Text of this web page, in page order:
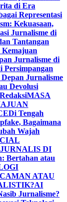
di Era
Representasi
Kekuasaan,
Jurnalisme di
Tantangan
Kemajuan
Jurnalisme di
Persimpangan
Depan Jurnalisme
Devolusi
MASA
Di Tengah
Bagaimana
Wajah
DI
Bertahan atau
ATAU
AI
Jurnalisme?